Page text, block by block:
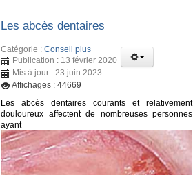
Les abcès dentaires
Catégorie :Conseil plus
Publication : 13 février 2020
Mis à jour : 23 juin 2023
Affichages : 44669
Les abcès dentaires courants et relativement
douloureux affectent de nombreuses personnes
ayant